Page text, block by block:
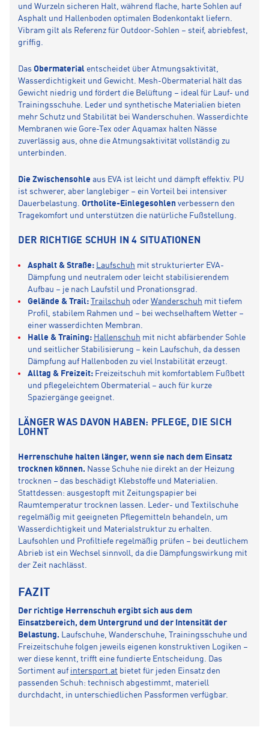
und Wurzeln sicheren Halt, während flache, harte Sohlen auf
Asphalt und Hallenboden optimalen Bodenkontakt liefern.
Vibram gilt als Referenz für Outdoor-Sohlen – steif, abriebfest,
griffig.
Das Obermaterial entscheidet über Atmungsaktivität,
Wasserdichtigkeit und Gewicht. Mesh-Obermaterial hält das
Gewicht niedrig und fördert die Belüftung – ideal für Lauf- und
Trainingsschuhe. Leder und synthetische Materialien bieten
mehr Schutz und Stabilität bei Wanderschuhen. Wasserdichte
Membranen wie Gore-Tex oder Aquamax halten Nässe
zuverlässig aus, ohne die Atmungsaktivität vollständig zu
unterbinden.
Die Zwischensohle aus EVA ist leicht und dämpft effektiv. PU
ist schwerer, aber langlebiger – ein Vorteil bei intensiver
Dauerbelastung. Ortholite-Einlegesohlen verbessern den
Tragekomfort und unterstützen die natürliche Fußstellung.
DER RICHTIGE SCHUH IN 4 SITUATIONEN
Asphalt & Straße: Laufschuh mit strukturierter EVA-
Dämpfung und neutralem oder leicht stabilisierendem
Aufbau – je nach Laufstil und Pronationsgrad.
Gelände & Trail:
Trailschuh oder Wanderschuh mit tiefem
Profil, stabilem Rahmen und – bei wechselhaftem Wetter –
einer wasserdichten Membran.
Halle & Training: Hallenschuh mit nicht abfärbender Sohle
und seitlicher Stabilisierung – kein Laufschuh, da dessen
Dämpfung auf Hallenboden zu viel Instabilität erzeugt.
Alltag & Freizeit: Freizeitschuh mit komfortablem Fußbett
und pflegeleichtem Obermaterial – auch für kurze
Spaziergänge geeignet.
LÄNGER WAS DAVON HABEN: PFLEGE, DIE SICH
LOHNT
Herrenschuhe halten länger, wenn sie nach dem Einsatz
trocknen können. Nasse Schuhe nie direkt an der Heizung
trocknen – das beschädigt Klebstoffe und Materialien.
Stattdessen: ausgestopft mit Zeitungspapier bei
Raumtemperatur trocknen lassen. Leder- und Textilschuhe
regelmäßig mit geeigneten Pflegemitteln behandeln, um
Wasserdichtigkeit und Materialstruktur zu erhalten.
Laufsohlen und Profiltiefe regelmäßig prüfen – bei deutlichem
Abrieb ist ein Wechsel sinnvoll, da die Dämpfungswirkung mit
der Zeit nachlässt.
FAZIT
Der richtige Herrenschuh ergibt sich aus dem
Einsatzbereich, dem Untergrund und der Intensität der
Belastung. Laufschuhe, Wanderschuhe, Trainingsschuhe und
Freizeitschuhe folgen jeweils eigenen konstruktiven Logiken –
wer diese kennt, trifft eine fundierte Entscheidung. Das
Sortiment auf intersport.at bietet für jeden Einsatz den
passenden Schuh: technisch abgestimmt, materiell
durchdacht, in unterschiedlichen Passformen verfügbar.